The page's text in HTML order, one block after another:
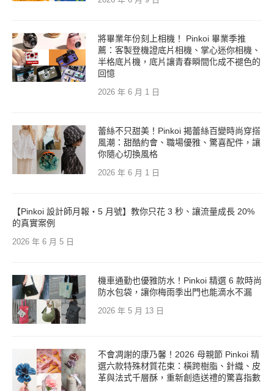
將畢業年份刻上相機！ Pinkoi 畢業季推
薦：客製登機證底片相機、掌心迷你相機、
半格底片機，底片讓青春瞬間化成不褪色的
回憶
2026 年 6 月 1 日
蕾絲不只甜美！Pinkoi 揭蕾絲百變時尚穿搭
風潮：甜酷約會、職場優雅、驚喜配件，讓
你隨心切換風格
2026 年 6 月 1 日
【Pinkoi 設計師月報・5 月號】教你只花 3 秒、讓流量成長 20%
的真實案例
2026 年 6 月 5 日
機車通勤也優雅防水！Pinkoi 精選 6 款時尚
防水包袋，讓你梅雨季出門也能滴水不漏
2026 年 5 月 13 日
不會凋謝的康乃馨！2026 母親節 Pinkoi 精
選六款特殊材質花束：橫跨樹脂、針織、皮
革與法式千層酥，重新創造送禮的驚喜指數